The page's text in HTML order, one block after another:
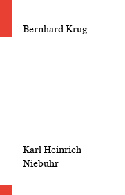
Bernhard Krug
Karl Heinrich
Niebuhr